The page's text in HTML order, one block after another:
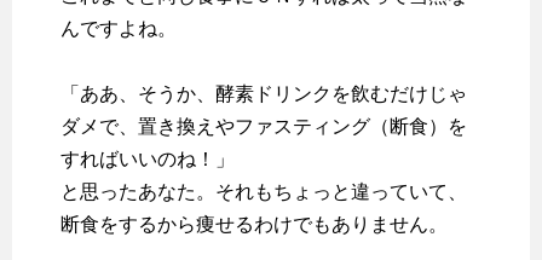
んですよね。
「ああ、そうか、酵素ドリンクを飲むだけじゃ
ダメで、置き換えやファスティング（断食）を
すればいいのね！」
と思ったあなた。それもちょっと違っていて、
断食をするから痩せるわけでもありません。